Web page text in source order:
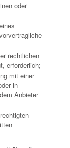
oder
rechtlichen
erforderlich;
mit einer
in
Anbieter